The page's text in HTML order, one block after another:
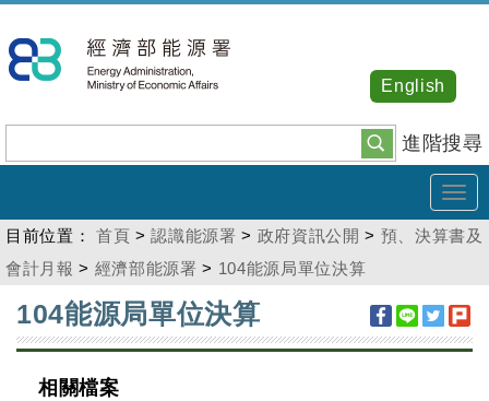
到
主
內
容
進階搜尋
English
目前位置： 首頁 >認識能源署 > 政府資訊公開 > 預、決算書及
會計月報 > 經濟部能源署 > 104能源局單位決算
104能源局單位決算
相關檔案